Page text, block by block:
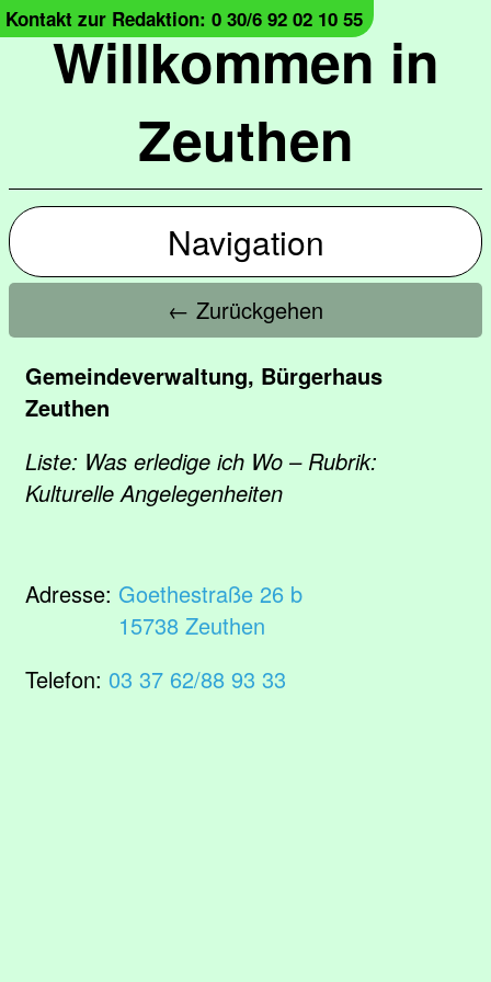
Willkommen in
Zeuthen
Kontakt zur Redaktion: 0 30/6 92 02 10 55
Navigation
← Zurückgehen
Gemeindeverwaltung, Bürgerhaus
Zeuthen
Liste: Was erledige ich Wo – Rubrik:
Kulturelle Angelegenheiten
Adresse: Goethestraße 26 b
15738 Zeuthen
Telefon: 03 37 62/88 93 33